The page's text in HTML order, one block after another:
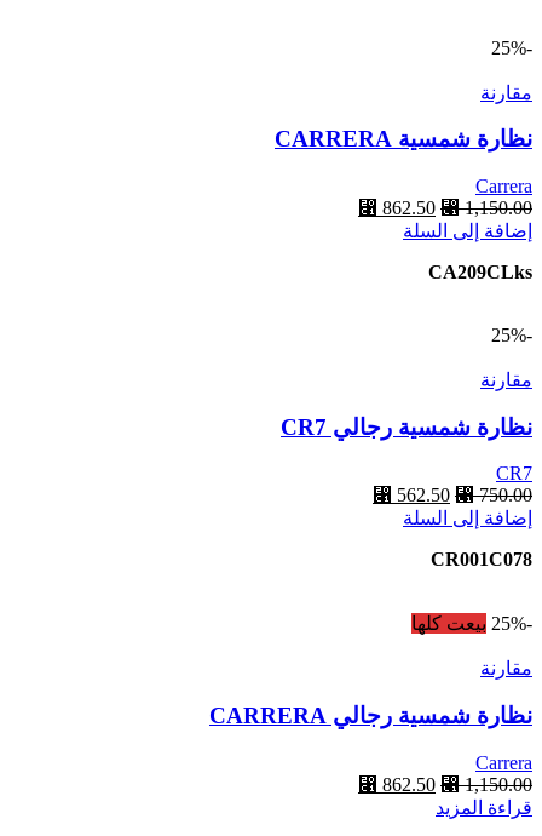
-25%
مقارنة
نظارة شمسية CARRERA
Carrera
⃁1,150.00
السعر
الأصلي
⃁ 1,150.00.
⃁ 862.50
إضافة إلى السلة
CA209CLks
-25%
مقارنة
نظارة شمسية رجالي CR7
CR7
⃁750.00
السعر
الأصلي
⃁ 750.00.
⃁ 562.50
إضافة إلى السلة
CR001C078
-25% بيعت كلها
مقارنة
نظارة شمسية رجالي CARRERA
Carrera
⃁1,150.00
السعر
⃁ 862.50
قراءة المزيد